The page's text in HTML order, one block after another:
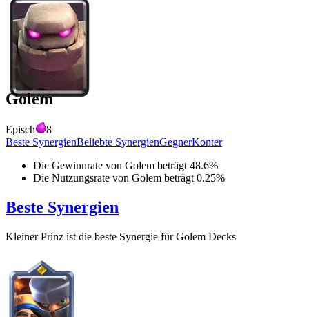
Golem
Episch
8
Beste SynergienBeliebte SynergienGegnerKonter
Die Gewinnrate von Golem beträgt 48.6%
Die Nutzungsrate von Golem beträgt 0.25%
Beste Synergien
Kleiner Prinz ist die beste Synergie fürGolem Decks